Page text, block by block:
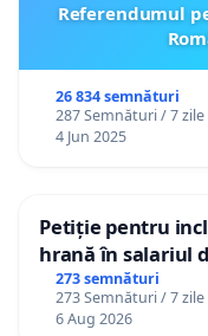
Referendumul
26 834 semnături
287 Semnături / 7 zile
4 Jun 2025
Petiție pentru
hrană în salariul
gradațiilor de
personali
273 semnături
273 Semnături / 7 zile
6 Aug 2026